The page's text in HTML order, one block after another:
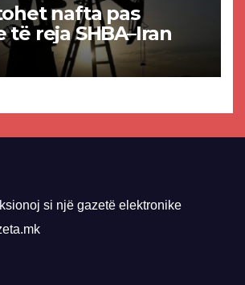
nafta pas
të reja SHBA–Iran
si një gazetë elektronike